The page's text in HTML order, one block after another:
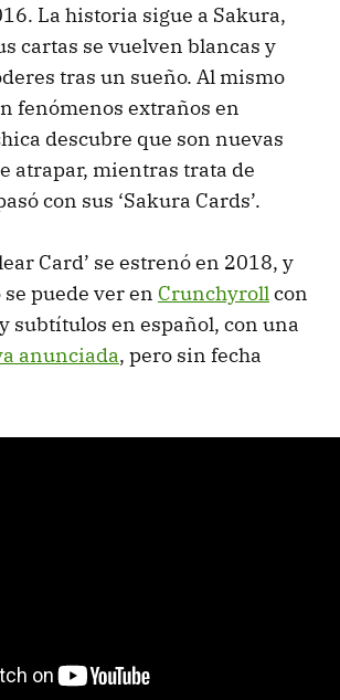
La historia sigue a Sakura,
cartas se vuelven blancas y
tras un sueño. Al mismo
fenómenos extraños en
descubre que son nuevas
atrapar, mientras trata de
con sus ‘Sakura Cards’.
Card’ se estrenó en 2018, y
puede ver en Crunchyroll con
subtítulos en español, con una
anunciada, pero sin fecha